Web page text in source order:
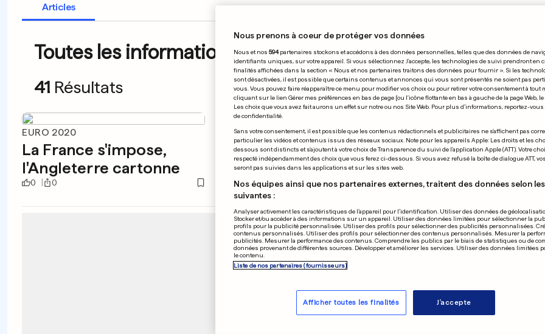
Articles
Toutes les informations du 17.11.2019
41 Résultats
EURO 2020
La France s'impose,
l'Angleterre cartonne
0 0
NATATION
La relève se montre aux
championnats nationaux
0 0
MASTERS DE
Tsitsipas fait
et remporte
0 0
Nous prenons à coeur de protéger vos données
Nous et nos 594partenaires stockons et accédons à des données personnelles, telles que des données de
identifiants uniques, sur votre appareil. Si vous sélectionnez J'accepte, les technologies de suivi prendront en
finalités affichées dans la section « Nous et nos partenaires traitons des données pour fournir ». Si les
sont désactivées, il est possible que certains contenus et annonces qui vous sont présentés ne soient pas
vous. Vous pouvez faire réapparaître ce menu pour modifier vos choix ou pour retirer votre consentement à tout
cliquant sur le lien Gérer mes préférences en bas de page [ou l'icône flottante en bas à gauche de la page Web, le
Les choix que vous avez fait aurons un effet sur notre ou nos Site Web. Pour plus d’informations, reportez-
de confidentialité.
Sans votre consentement, il est possible que les contenus rédactionnels et publicitaires ne s'affichent pas
particulier les vidéos et contenus issus des réseaux sociaux. Note pour les appareils Apple: Les droits et les
dessous sont distincts et s'ajoutent à votre choix de Transparence du suivi de l'application Apple (ATT). Votre
respecté indépendamment des choix que vous ferez ci-dessous. Si vous avez refusé la boîte de dialogue ATT,
seront pas suivies dans les applications et sur les sites web.
Nos équipes ainsi que nos partenaires externes, traitent des données selon
suivantes :
Analyser activement les caractéristiques de l’appareil pour l’identification. Utiliser des données de
Stocker et/ou accéder à des informations sur un appareil. Utiliser des données limitées pour sélectionner la
profils pour la publicité personnalisée. Utiliser des profils pour sélectionner des publicités personnalisées.
contenus personnalisés. Utiliser des profils pour sélectionner des contenus personnalisés. Mesurer la
publicités. Mesurer la performance des contenus. Comprendre les publics par le biais de statistiques ou de
données provenant de différentes sources. Développer et améliorer les services. Utiliser des données limitées
le contenu.
Liste de nos partenaires (fournisseurs)
Afficher toutes les finalités J'accepte